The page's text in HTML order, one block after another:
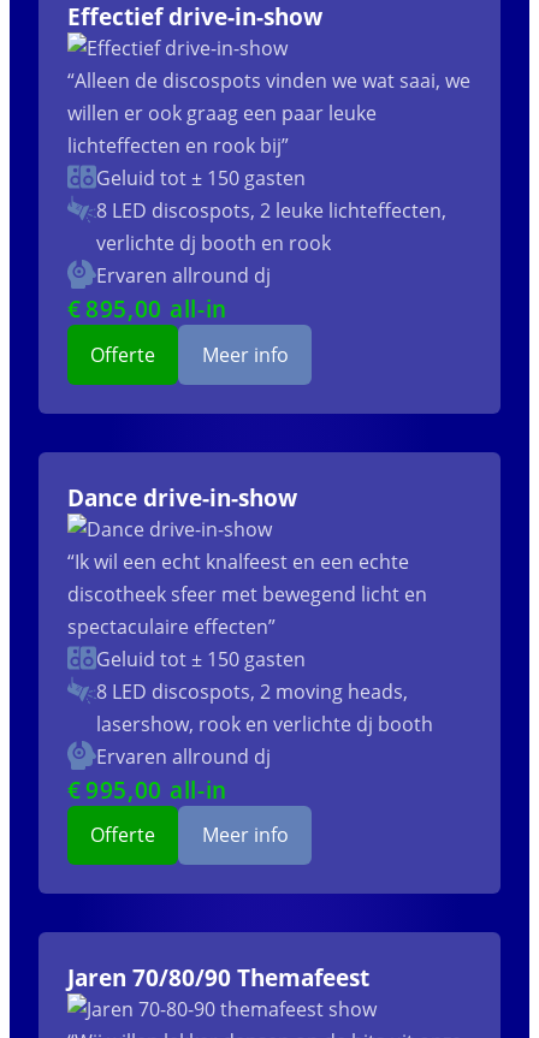
Effectief drive-in-show
“Alleen de discospots vinden we wat saai, we
willen er ook graag een paar leuke
lichteffecten en rook bij”
Geluid tot ± 150 gasten
8 LED discospots, 2 leuke lichteffecten,
verlichte dj booth en rook
Ervaren allround dj
€895,00 all-in
Offerte Meer info
Dance drive-in-show
“Ik wil een echt knalfeest en een echte
discotheek sfeer met bewegend licht en
spectaculaire effecten”
Geluid tot ± 150 gasten
8 LED discospots, 2 moving heads,
lasershow, rook en verlichte dj booth
Ervaren allround dj
€995,00 all-in
Offerte Meer info
Jaren 70/80/90 Themafeest